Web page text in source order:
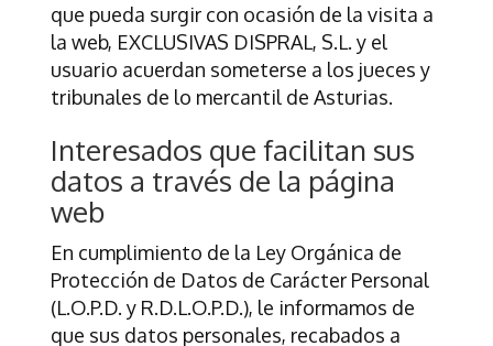
que pueda surgir con ocasión de la visita a
la web, EXCLUSIVAS DISPRAL, S.L. y el
usuario acuerdan someterse a los jueces y
tribunales de lo mercantil de Asturias.
Interesados que facilitan sus
datos a través de la página
web
En cumplimiento de la Ley Orgánica de
Protección de Datos de Carácter Personal
(L.O.P.D. y R.D.L.O.P.D.), le informamos de
que sus datos personales, recabados a